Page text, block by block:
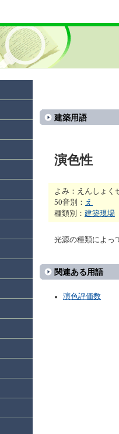
建築用語
演色性
よみ：えんしょく
50音別： え
種類別： 建築現場
光源の種類によっ
関連ある用語
演色評価数